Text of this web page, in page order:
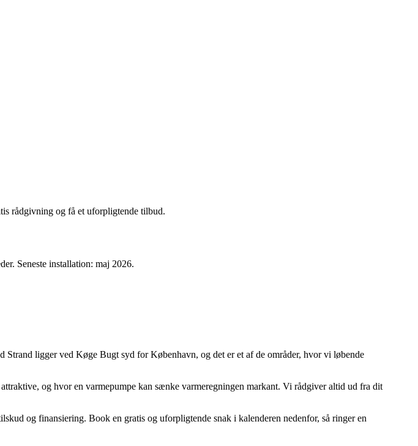
rådgivning og få et uforpligtende tilbud.
Seneste installation: maj 2026.
Strand ligger ved Køge Bugt syd for København, og det er et af de områder, hvor vi løbende
og hvor en varmepumpe kan sænke varmeregningen markant. Vi rådgiver altid ud fra dit
og finansiering. Book en gratis og uforpligtende snak i kalenderen nedenfor, så ringer en